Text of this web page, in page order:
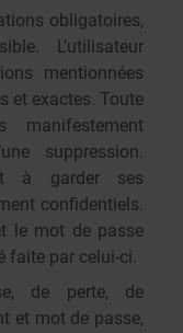
obligatoires,
L’utilisateur
mentionnées
et exactes. Toute
manifestement
suppression.
à garder ses
confidentiels.
le mot de passe
faite par celui-ci.
de perte, de
et mot de passe,